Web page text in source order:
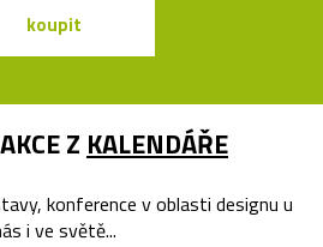
koupit
Z KALENDÁŘE
konference v oblasti designu u
i ve světě...